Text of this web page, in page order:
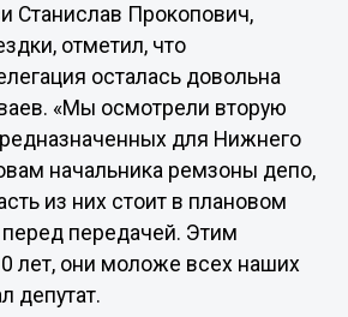
Станислав Прокопович,
отметил, что
осталась довольна
«Мы осмотрели вторую
для Нижнего
начальника ремзоны депо,
из них стоит в плановом
передачей. Этим
лет, они моложе всех наших
депутат.